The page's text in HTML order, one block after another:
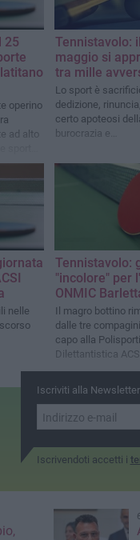
25
operino
ad alto
Tennistavolo:
maggio si
tra mille
Lo sport è
dedizione,
certo apoteosi
burocrazia e
nelle
Tennistavolo:
"incolore" per
ONMIC
Il magro bottino
dalle tre
capo alla
Dilettantistica
Iscriviti alla Newsletter
Iscrivendoti accetti i